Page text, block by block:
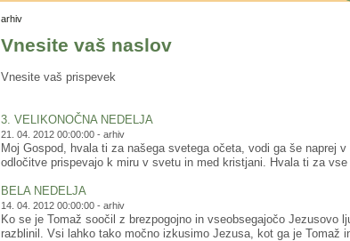
arhiv
Vnesite vaš naslov
Vnesite vaš prispevek
3. VELIKONOČNA NEDELJA
21. 04. 2012 00:00:00 -arhiv
Moj Gospod, hvala ti za našega svetega očeta, vodi ga še naprej
odločitve prispevajo k miru v svetu in med kristjani. Hvala ti za
BELA NEDELJA
14. 04. 2012 00:00:00 -arhiv
Ko se je Tomaž soočil z brezpogojno in vseobsegajočo Jezusovo
razblinil. Vsi lahko tako močno izkusimo Jezusa, kot ga je Tomaž